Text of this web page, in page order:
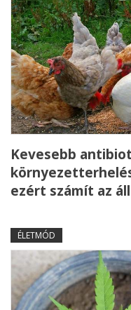
Kevesebb
ezért számít az
ÉLETMÓD